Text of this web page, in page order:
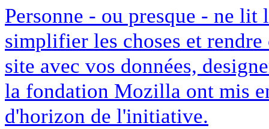
Personne - ou presque - ne
simplifier les choses et
site avec vos données,
la fondation Mozilla ont mis
d'horizon de l'initiative.